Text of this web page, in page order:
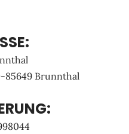
85649 Brunnthal